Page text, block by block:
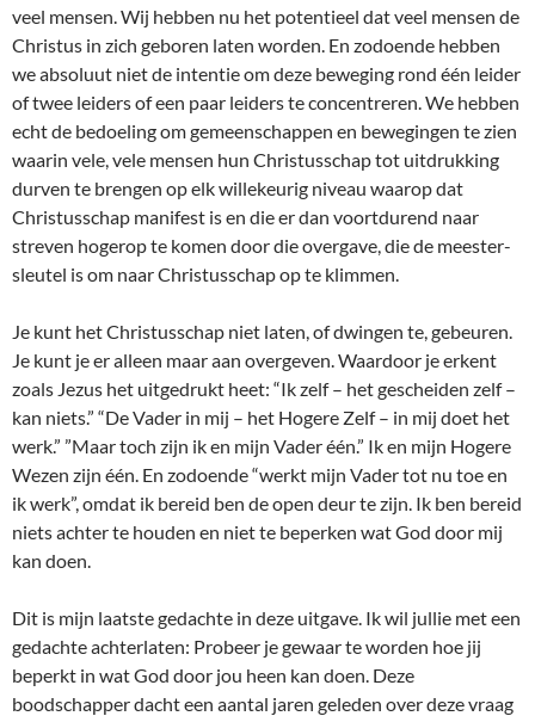
veel mensen. Wij hebben nu het potentieel dat veel mensen de
Christus in zich geboren laten worden. En zodoende hebben
we absoluut niet de intentie om deze beweging rond één leider
of twee leiders of een paar leiders te concentreren. We hebben
echt de bedoeling om gemeenschappen en bewegingen te zien
waarin vele, vele mensen hun Christusschap tot uitdrukking
durven te brengen op elk willekeurig niveau waarop dat
Christusschap manifest is en die er dan voortdurend naar
streven hogerop te komen door die overgave, die de meester-
sleutel is om naar Christusschap op te klimmen.
Je kunt het Christusschap niet laten, of dwingen te, gebeuren.
Je kunt je er alleen maar aan overgeven. Waardoor je erkent
zoals Jezus het uitgedrukt heet: “Ik zelf – het gescheiden zelf –
kan niets.” “De Vader in mij – het Hogere Zelf – in mij doet het
werk.” ”Maar toch zijn ik en mijn Vader één.” Ik en mijn Hogere
Wezen zijn één. En zodoende “werkt mijn Vader tot nu toe en
ik werk”, omdat ik bereid ben de open deur te zijn. Ik ben bereid
niets achter te houden en niet te beperken wat God door mij
kan doen.
Dit is mijn laatste gedachte in deze uitgave. Ik wil jullie met een
gedachte achterlaten: Probeer je gewaar te worden hoe jij
beperkt in wat God door jou heen kan doen. Deze
boodschapper dacht een aantal jaren geleden over deze vraag